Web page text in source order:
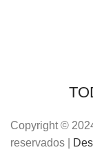
Copyright ©
reservados |